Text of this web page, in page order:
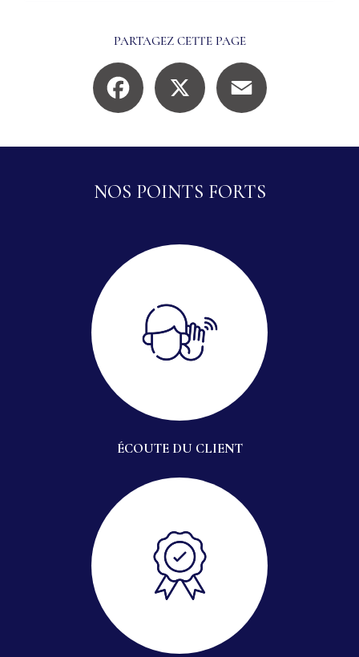
PARTAGEZ CETTE PAGE
Facebook
NOS POINTS FORTS
ÉCOUTE DU CLIENT